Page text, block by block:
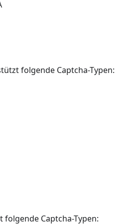
folgende Captcha-Typen:
Captcha-Typen: